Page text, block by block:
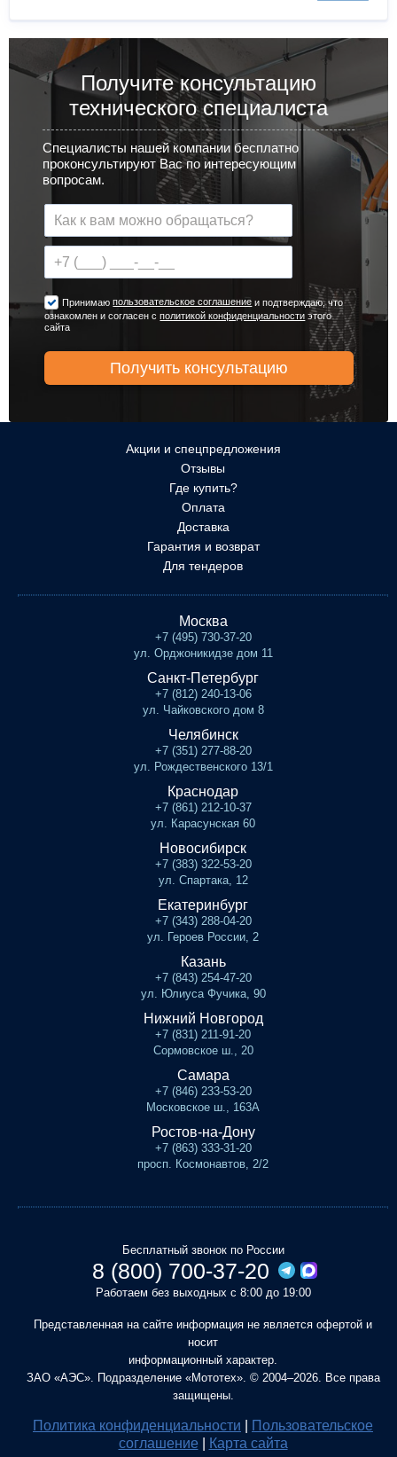
Получите консультацию
технического специалиста
Специалисты нашей компании бесплатно
проконсультируют Вас по интересующим
вопросам.
Принимаюпользовательское соглашение и подтверждаю, что
ознакомлен и согласен сполитикой конфиденциальности этого
сайта
Акции и спецпредложения
Отзывы
Где купить?
Оплата
Доставка
Гарантия и возврат
Для тендеров
Москва
+7 (495) 730-37-20
ул. Орджоникидзе дом 11
Санкт-Петербург
+7 (812) 240-13-06
ул. Чайковского дом 8
Челябинск
+7 (351) 277-88-20
ул. Рождественского 13/1
Краснодар
+7 (861) 212-10-37
ул. Карасунская 60
Новосибирск
+7 (383) 322-53-20
ул. Спартака, 12
Екатеринбург
+7 (343) 288-04-20
ул. Героев России, 2
Казань
+7 (843) 254-47-20
ул. Юлиуса Фучика, 90
Нижний Новгород
+7 (831) 211-91-20
Сормовское ш., 20
Самара
+7 (846) 233-53-20
Московское ш., 163А
Ростов-на-Дону
+7 (863) 333-31-20
просп. Космонавтов, 2/2
Бесплатный звонок по России
8 (800) 700-37-20
Работаем без выходных с 8:00 до 19:00
Представленная на сайте информация не является офертой и
носит
информационный характер.
ЗАО «АЭС». Подразделение «Мототех». © 2004–2026. Все права
защищены.
Политика конфиденциальности
Пользовательское
соглашение
Карта сайта